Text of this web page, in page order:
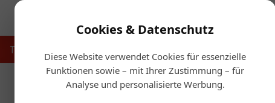
Cookies & Datenschutz
Diese Website verwendet Cookies für essenzielle
Funktionen sowie – mit Ihrer Zustimmung – für
Analyse und personalisierte Werbung.
Touristik Handel &